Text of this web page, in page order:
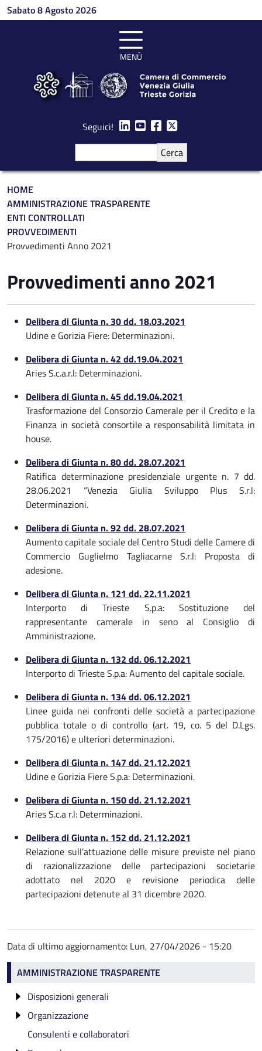
Salta al contenuto principale
Sabato 8 Agosto 2026
MENÙ
Seguici!
Briciole di pane
HOME
AMMINISTRAZIONE TRASPARENTE
ENTI CONTROLLATI
PROVVEDIMENTI
Provvedimenti Anno 2021
Provvedimenti anno 2021
Delibera di Giunta n. 30 dd. 18.03.2021
Udine e Gorizia Fiere: Determinazioni.
Delibera di Giunta n. 42 dd.19.04.2021
Aries S.c.a.r.l: Determinazioni.
Delibera di Giunta n. 45 dd.19.04.2021
Trasformazione del Consorzio Camerale per il Credito e la
Finanza in società consortile a responsabilità limitata in
house.
Delibera di Giunta n. 80 dd. 28.07.2021
Ratifica determinazione presidenziale urgente n. 7 dd.
28.06.2021 “Venezia Giulia Sviluppo Plus S.r.l:
Determinazioni.
Delibera di Giunta n. 92 dd. 28.07.2021
Aumento capitale sociale del Centro Studi delle Camere di
Commercio Guglielmo Tagliacarne S.r.l: Proposta di
adesione.
Delibera di Giunta n. 121 dd. 22.11.2021
Interporto di Trieste S.p.a: Sostituzione del
rappresentante camerale in seno al Consiglio di
Amministrazione.
Delibera di Giunta n. 132 dd. 06.12.2021
Interporto di Trieste S.p.a: Aumento del capitale sociale.
Delibera di Giunta n. 134 dd. 06.12.2021
Linee guida nei confronti delle società a partecipazione
pubblica totale o di controllo (art. 19, co. 5 del D.Lgs.
175/2016) e ulteriori determinazioni.
Delibera di Giunta n. 147 dd. 21.12.2021
Udine e Gorizia Fiere S.p.a: Determinazioni.
Delibera di Giunta n. 150 dd. 21.12.2021
Aries S.c.a r.l: Determinazioni.
Delibera di Giunta n. 152 dd. 21.12.2021
Relazione sull’attuazione delle misure previste nel piano
di razionalizzazione delle partecipazioni societarie
adottato nel 2020 e revisione periodica delle
partecipazioni detenute al 31 dicembre 2020.
Data di ultimo aggiornamento: Lun, 27/04/2026 - 15:20
Amministrazione trasparente
AMMINISTRAZIONE TRASPARENTE
Disposizioni generali
Atti generali
Riferimenti normativi su organizzazione e
attività
Oneri informativi per cittadini e imprese
Organizzazione
Titolari di incarichi politici, di amministrazione, di
direzione o di governo e titolari di incarichi
Consulenti e collaboratori